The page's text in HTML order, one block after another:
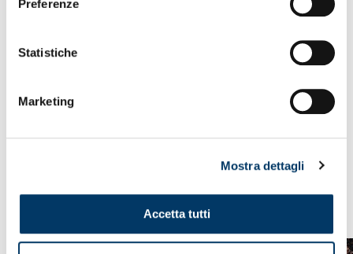
Preferenze
Statistiche
Marketing
Mostra dettagli
Accetta tutti
VEDI ANCHE